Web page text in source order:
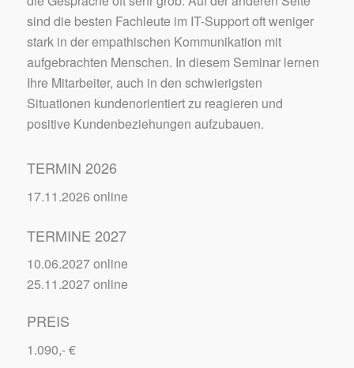
sind die besten Fachleute im IT-Support oft weniger
stark in der empathischen Kommunikation mit
aufgebrachten Menschen. In diesem Seminar lernen
Ihre Mitarbeiter, auch in den schwierigsten
Situationen kundenorientiert zu reagieren und
positive Kundenbeziehungen aufzubauen.
TERMIN 2026
17.11.2026 online
TERMINE 2027
10.06.2027 online
25.11.2027 online
PREIS
1.090,- €